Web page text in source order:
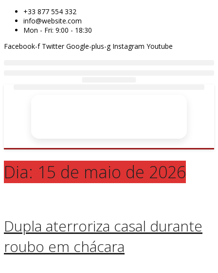
+33 877 554 332
info@website.com
Mon - Fri: 9:00 - 18:30
Facebook-f Twitter Google-plus-g Instagram Youtube
Dia: 15 de maio de 2026
Dupla aterroriza casal durante
roubo em chácara